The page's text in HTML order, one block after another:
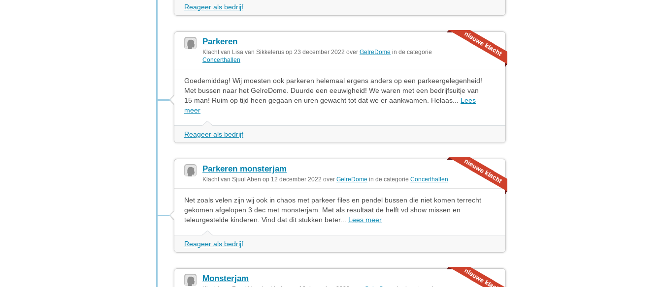
Reageer als bedrijf
Parkeren
Klacht van Lisa van Sikkelerus op 23 december 2022 over GelreDome in de categorie
Concerthallen
Goedemiddag! Wij moesten ook parkeren helemaal ergens anders op een parkeergelegenheid!
Met bussen naar het GelreDome. Duurde een eeuwigheid! We waren met een bedrijfsuitje van
15 man! Ruim op tijd heen gegaan en uren gewacht tot dat we er aankwamen. Helaas... Lees
meer
Reageer als bedrijf
Parkeren monsterjam
Klacht van Sjuul Aben op 12 december 2022 over GelreDome in de categorie Concerthallen
Net zoals velen zijn wij ook in chaos met parkeer files en pendel bussen die niet komen terrecht
gekomen afgelopen 3 dec met monsterjam. Met als resultaat de helft vd show missen en
teleurgestelde kinderen. Vind dat dit stukken beter... Lees meer
Reageer als bedrijf
Monsterjam